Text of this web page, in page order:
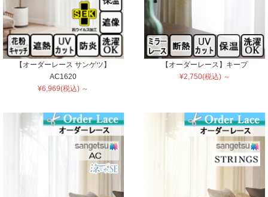
【オーダーレース サンゲツ】
AC1620
¥6,969(税込) ～
【オーダーレース】キープ
¥2,750(税込) ～